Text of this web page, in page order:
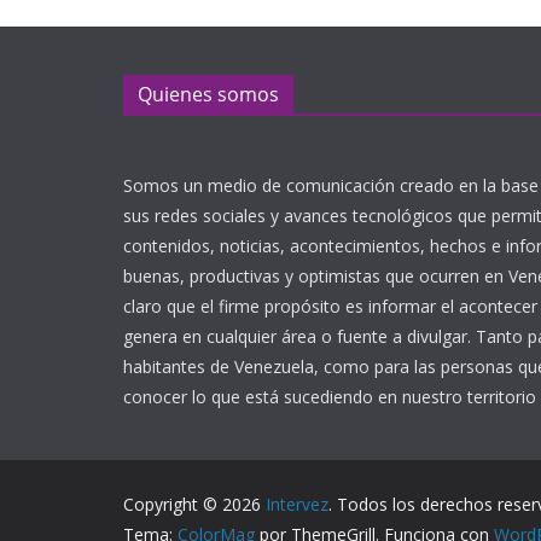
Quienes somos
Somos un medio de comunicación creado en la
sus redes sociales y avances tecnológicos que
contenidos, noticias, acontecimientos, hechos e
buenas, productivas y optimistas que ocurren en
claro que el firme propósito es informar el
genera en cualquier área o fuente a divulgar. Tanto
habitantes de Venezuela, como para las personas
conocer lo que está sucediendo en nuestro territorio
Copyright © 2026 Intervez. Todos los derechos
Tema: ColorMag por ThemeGrill. Funciona con